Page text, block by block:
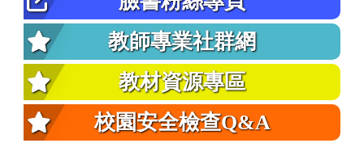
教師專業社群網
教材資源專區
校園安全檢查Q&A